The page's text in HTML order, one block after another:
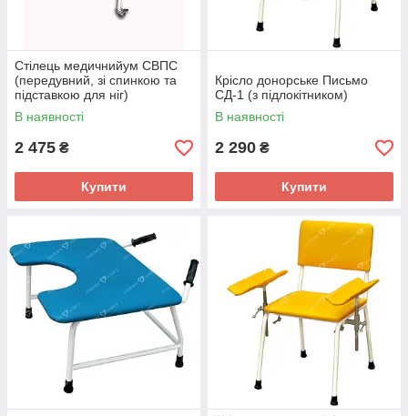
Стілець медичнийум СВПC
(передувний, зі спинкою та
підставкою для ніг)
В наявності
2 475 ₴
Купити
Крісло донорське Письмо
СД-1 (з підлокітником)
В наявності
2 290 ₴
Купити